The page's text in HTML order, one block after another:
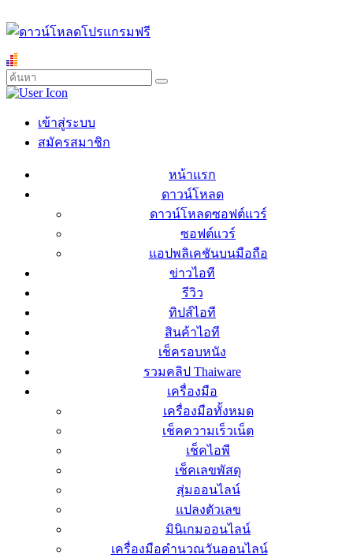
เข้าสู่ระบบ
สมัครสมาชิก
หน้าแรก
ดาวน์โหลด
ดาวน์โหลดซอฟต์แวร์
ซอฟต์แวร์
แอปพลิเคชันบนมือถือ
ข่าวไอที
รีวิว
ทิปส์ไอที
สินค้าไอที
เช็ครอบหนัง
รวมคลิป Thaiware
เครื่องมือ
เครื่องมือทั้งหมด
เช็คความเร็วเน็ต
เช็คไอพี
เช็คเลขพัสดุ
สุ่มออนไลน์
แปลงตัวเลข
มินิเกมออนไลน์
เครื่องมือคำนวณวันออนไลน์